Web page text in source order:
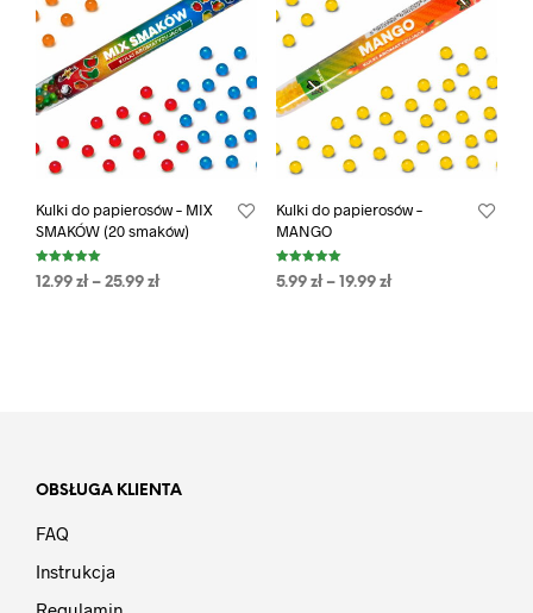
Kulki do papierosów – MIX
SMAKÓW (20 smaków)
Oceniono
5.00
12.99 zł– 25.99 zł
Kulki do papierosów –
MANGO
Oceniono
5.00
5.99 zł– 19.99 zł
OBSŁUGA KLIENTA
FAQ
Instrukcja